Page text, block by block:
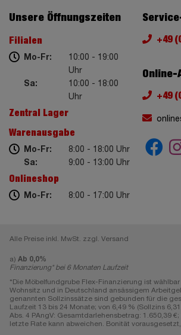
Unsere Öffnungszeiten
Filialen
Mo-Fr:
10:00 - 19:00
Uhr
Sa:
10:00 - 18:00
Uhr
Zentral Lager
Warenausgabe
Mo-Fr:
8:00 - 18:00 Uhr
Sa:
9:00 - 13:00 Uhr
Onlineshop
Mo-Fr: 8:00 - 17:00 Uhr
+49
Online-
+49
Alle Preise inkl. MwSt. zzgl. Versand
a) Ab 0,0%
Finanzierung* bei 6 Monaten Laufzeit
*Die Möbelfundgrube Flex-Finanzierung ist
Wohnsitz und in Deutschland ansässigem
genannten Sollzinssätze sind gebunden für die
Laufzeit 13 bis 24 Monate; von 6,49 % (Sollzins
Abs. 4 PAngV: Gesamtdarlehensbetrag: 1.650,39
letzte Rate kann abweichen. Bonität